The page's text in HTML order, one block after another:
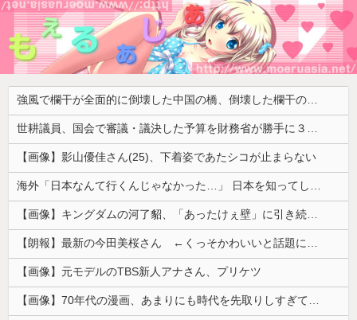
強風で欄干が全面的に倒壊した中国の橋、倒壊した欄干の破片を調べると凄まじい事実が発覚して……
世耕議員、国会で審議・議決した予算を財務省が勝手に３兆円動かしていると指摘・問題視
【画像】影山優佳さん(25)、下着姿であたシコが止まらない
海外「日本なんて行くんじゃなかった…」 日本を知ってしまったディズニー信者、帰国後『本家』に失望する事態に
【画像】キングダムの河了貂、「あったけぇ壁」に引き続き更に味方をぶっ殺す作戦を実行する
【朗報】最新の今田美桜さん ←くっそかわいいと話題にｗｗｗ 【Pickup08083021】
【画像】元モデルのTBS新人アナさん、プリケツ
【画像】70年代の漫画、あまりにも時代を先取りしすぎていたｗｗｗｗ